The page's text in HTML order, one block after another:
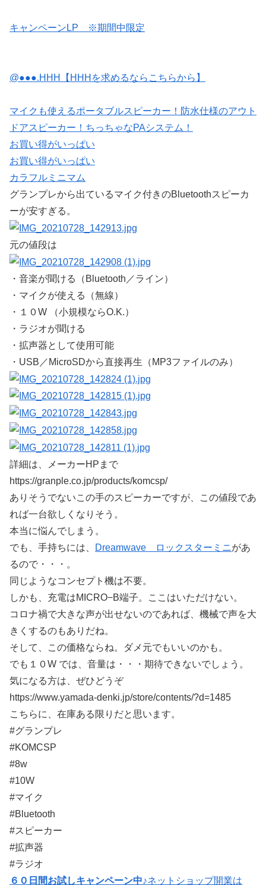
キャンペーンLP ※期間中限定
@●●●.HHH【HHHを求めるならこちらから】
マイクも使えるポータブルスピーカー！防水仕様のアウト
ドアスピーカー！ちっちゃなPAシステム！
お買い得がいっぱい
お買い得がいっぱい
カラフルミニマム
グランプレから出ているマイク付きのBluetoothスピーカ
ーが安すぎる。
元の値段は
・音楽が聞ける（Bluetooth／ライン）
・マイクが使える（無線）
・１０W （小規模ならO.K.）
・ラジオが聞ける
・拡声器として使用可能
・USB／MicroSDから直接再生（MP3ファイルのみ）
詳細は、メーカーHPまで
https://granple.co.jp/products/komcsp/
ありそうでないこの手のスピーカーですが、この値段であ
れば一台欲しくなりそう。
本当に悩んでしまう。
でも、手持ちには、
Dreamwave ロックスターミニがあ
るので・・・。
同じようなコンセプト機は不要。
しかも、充電はMICRO−B端子。ここはいただけない。
コロナ禍で大きな声が出せないのであれば、機械で声を大
きくするのもありだね。
そして、この価格ならね。ダメ元でもいいのかも。
でも１０W では、音量は・・・期待できないでしょう。
気になる方は、ぜひどうぞ
https://www.yamada-denki.jp/store/contents/?d=1485
こちらに、在庫ある限りだと思います。
#グランプレ
#KOMCSP
#8w
#10W
#マイク
#Bluetooth
#スピーカー
#拡声器
#ラジオ
６０日間お試しキャンペーン中♪ネットショップ開業は